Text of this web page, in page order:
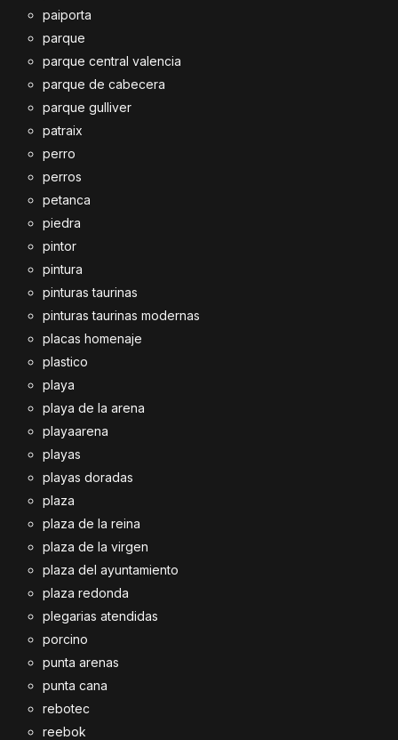
paiporta
parque
parque central valencia
parque de cabecera
parque gulliver
patraix
perro
perros
petanca
piedra
pintor
pintura
pinturas taurinas
pinturas taurinas modernas
placas homenaje
plastico
playa
playa de la arena
playaarena
playas
playas doradas
plaza
plaza de la reina
plaza de la virgen
plaza del ayuntamiento
plaza redonda
plegarias atendidas
porcino
punta arenas
punta cana
rebotec
reebok